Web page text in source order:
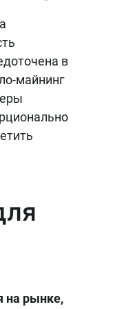
в
майнинг
на рынке,